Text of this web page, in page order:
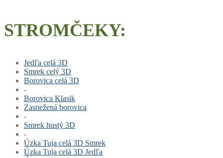
STROMČEKY:
Jedľa celá 3D
Smrek celý 3D
Borovica celá 3D
-
Borovica Klasik
Zasnežená borovica
-
Smrek hustý 3D
-
Úzka Tuja celá 3D Smrek
Úzka Tuja celá 3D Jedľa